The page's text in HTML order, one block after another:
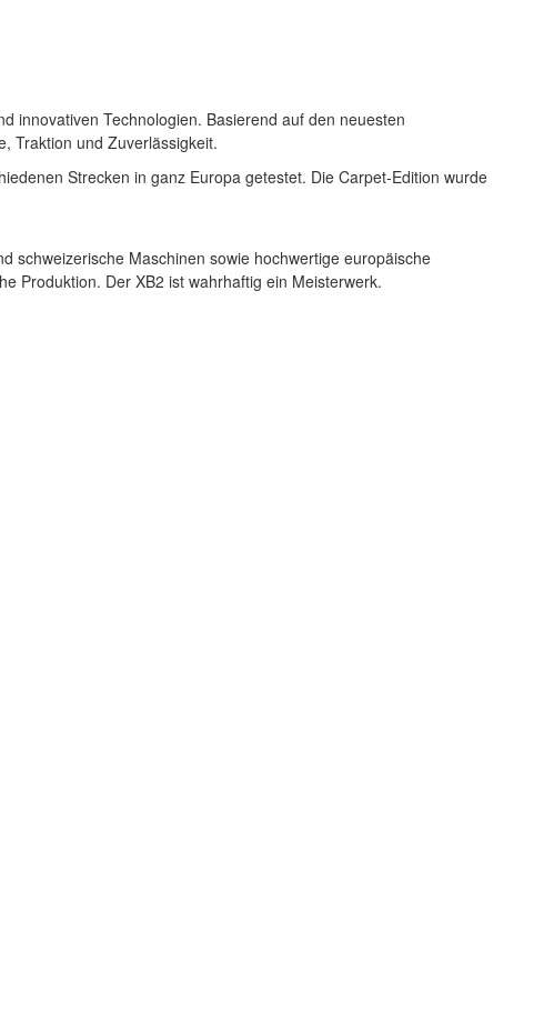
innovativen Technologien. Basierend auf den neuesten
Traktion und Zuverlässigkeit.
Strecken in ganz Europa getestet. Die Carpet-Edition wurde
schweizerische Maschinen sowie hochwertige europäische
Produktion. Der XB2 ist wahrhaftig ein Meisterwerk.